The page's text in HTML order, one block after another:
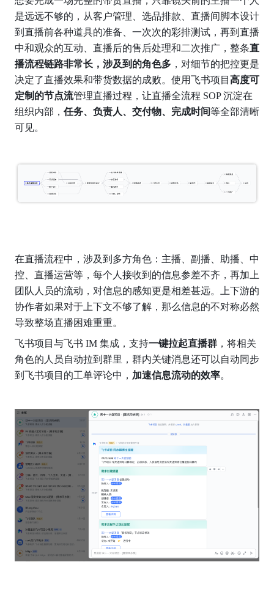
是远远不够的，从客户管理、选品排款、直播间脚本设计
到直播前各种道具的准备、一次次的彩排测试，再到直播
中和观众的互动、直播后的售后处理和二次推广，整条直
播流程链路非常长，涉及到的角色多，对细节的把控更是
决定了直播效果和带货数据的成败。使用飞书项目 高度可
定制的节点流管理直播过程，让直播全流程 SOP 沉淀在
组织内部， 任务、负责人、交付物、完成时间等全部清晰
可见。
在直播流程中，涉及到多方角色：主播、副播、助播、中
控、直播运营等，每个人接收到的信息参差不齐，再加上
团队人员的流动，对信息的感知更是相差甚远。上下游的
协作者如果对于上下文不够了解，那么信息的不对称必然
导致整场直播困难重重。
飞书项目与飞书 IM 集成，支持一键拉起直播群，将相关
角色的人员自动拉到群里，群内关键消息还可以自动同步
到飞书项目的工单评论中， 加速信息流动的效率。